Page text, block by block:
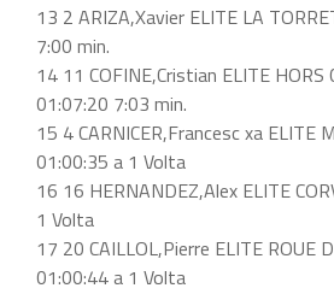
13 2 ARIZA,Xavier ELITE LA
7:00 min.
14 11 COFINE,Cristian ELITE HORS
01:07:20 7:03 min.
15 4 CARNICER,Francesc xa ELITE
01:00:35 a 1 Volta
16 16 HERNANDEZ,Alex ELITE
1 Volta
17 20 CAILLOL,Pierre ELITE ROUE
01:00:44 a 1 Volta